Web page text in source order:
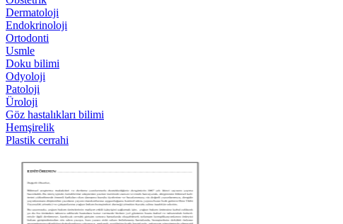
Dermatoloji
Endokrinoloji
Ortodonti
Usmle
Doku bilimi
Odyoloji
Patoloji
Üroloji
Göz hastalıkları bilimi
Hemşirelik
Plastik cerrahi